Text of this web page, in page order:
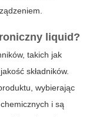
liquid ?
takich jak
składników.
wybierając
i są